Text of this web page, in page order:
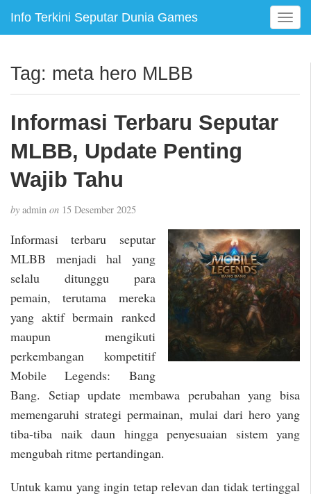
Info Terkini Seputar Dunia Games
T
o
e
o
n
Tag: meta hero MLBB
Informasi Terbaru Seputar
MLBB, Update Penting
Wajib Tahu
by admin on 15 Desember 2025
Informasi terbaru seputar
MLBB menjadi hal yang
selalu ditunggu para
pemain, terutama mereka
yang aktif bermain ranked
maupun mengikuti
perkembangan kompetitif
Mobile Legends: Bang
Bang. Setiap update membawa perubahan yang bisa
memengaruhi strategi permainan, mulai dari hero yang
tiba-tiba naik daun hingga penyesuaian sistem yang
mengubah ritme pertandingan.
Untuk kamu yang ingin tetap relevan dan tidak tertinggal